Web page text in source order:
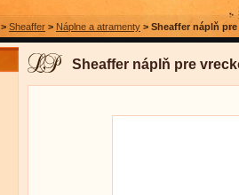
> Sheaffer > Náplne a atramenty > Sheaffer náplň
Sheaffer náplň pre